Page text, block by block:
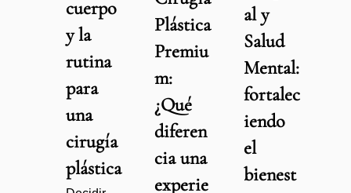
cuerpo
y la
rutina
para
una
cirugía
plástica
Plástica
Premiu
m:
¿Qué
diferen
cia una
experie
al y
Salud
Mental:
fortalec
iendo
el
bienest